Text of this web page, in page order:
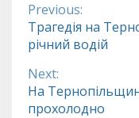
Continue
Reading
Previous:
Трагедія на
річний водій
Next:
На
прохолодно